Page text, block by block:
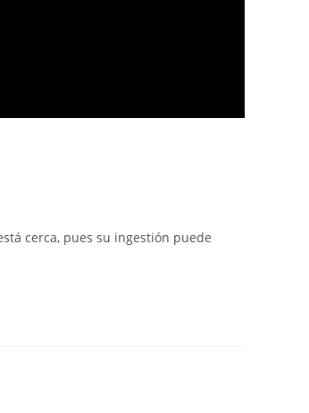
cerca, pues su ingestión puede